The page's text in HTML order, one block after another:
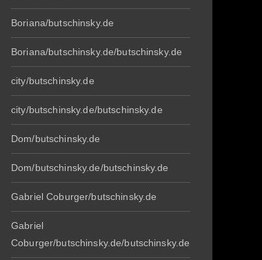
Boriana/butschinsky.de
Boriana/butschinsky.de/butschinsky.de
city/butschinsky.de
city/butschinsky.de/butschinsky.de
Dom/butschinsky.de
Dom/butschinsky.de/butschinsky.de
Gabriel Coburger/butschinsky.de
Gabriel
Coburger/butschinsky.de/butschinsky.de